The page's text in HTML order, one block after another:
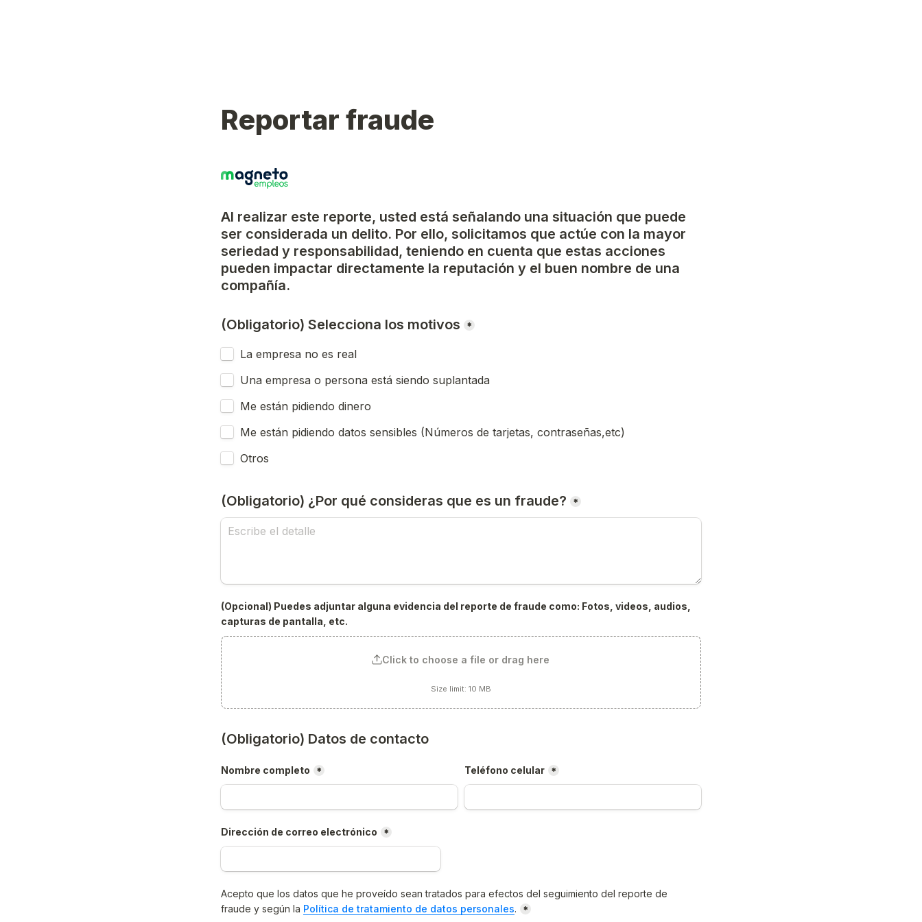
Reportar fraude
Al realizar este reporte, usted está señalando una situación que puede
ser considerada un delito. Por ello, solicitamos que actúe con la mayor
seriedad y responsabilidad, teniendo en cuenta que estas acciones
pueden impactar directamente la reputación y el buen nombre de una
compañía.
(Obligatorio) Selecciona los motivos *
La empresa no es real
Una empresa o persona está siendo suplantada
Me están pidiendo dinero
Me están pidiendo datos sensibles (Números de tarjetas, contraseñas,etc)
Otros
(Obligatorio) ¿Por qué consideras que es un fraude? *
(Opcional) Puedes adjuntar alguna evidencia del reporte de fraude como: Fotos, videos, audios,
capturas de pantalla, etc.
Click to choose a file or drag here
Size limit: 10 MB
(Obligatorio) Datos de contacto
Nombre completo * Teléfono celular *
Dirección de correo electrónico *
Acepto que los datos que he proveído sean tratados para efectos del seguimiento del reporte de
fraude y según la Política de tratamiento de datos personales. *